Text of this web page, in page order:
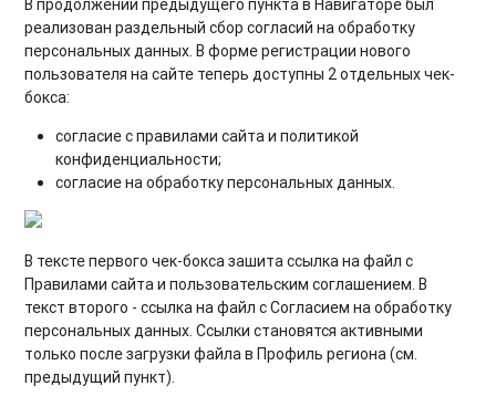
В продолжении предыдущего пункта в Навигаторе был
реализован раздельный сбор согласий на обработку
персональных данных. В форме регистрации нового
пользователя на сайте теперь доступны 2 отдельных чек-
бокса:
согласие с правилами сайта и политикой
конфиденциальности;
согласие на обработку персональных данных.
В тексте первого чек-бокса зашита ссылка на файл с
Правилами сайта и пользовательским соглашением. В
текст второго - ссылка на файл с Согласием на обработку
персональных данных. Ссылки становятся активными
только после загрузки файла в Профиль региона (см.
предыдущий пункт).